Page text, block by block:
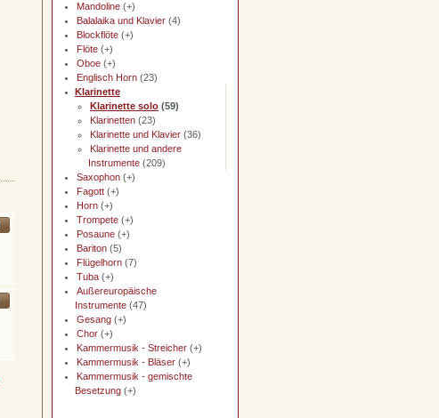
Mandoline (+)
Balalaika und Klavier (4)
Blockflöte (+)
Flöte (+)
Oboe (+)
Englisch Horn (23)
Klarinette
Klarinette solo (59)
Klarinetten (23)
Klarinette und Klavier (36)
Klarinette und andere
Instrumente (209)
Saxophon (+)
Fagott (+)
Horn (+)
Trompete (+)
Posaune (+)
Bariton (5)
Flügelhorn (7)
Tuba (+)
Außereuropäische
Instrumente (47)
Gesang (+)
Chor (+)
Kammermusik - Streicher (+)
Kammermusik - Bläser (+)
Kammermusik - gemischte
Besetzung (+)